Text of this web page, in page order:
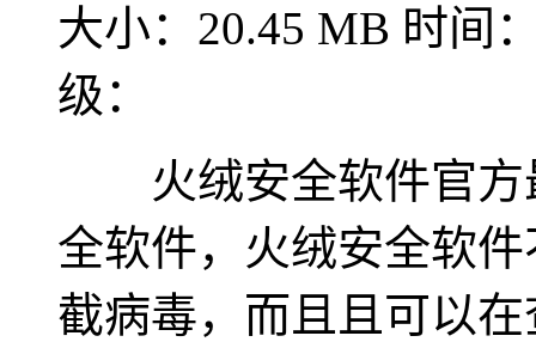
大小：20.45 MB 时间
级：
火绒安全软件官方
全软件，火绒安全软
截病毒，而且且可以